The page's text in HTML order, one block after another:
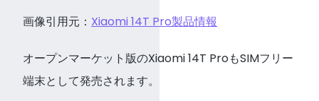
画像引用元： Xiaomi 14T Pro製品情報
オープンマーケット版のXiaomi 14T ProもSIMフリー
端末として発売されます。